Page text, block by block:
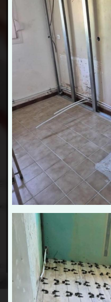
JD
partenaire en
plomberie
Faire appel à votre
c’est bénéficier d’un
orchestré par un
matériaux utilisés dans
réparation de chauffage
conforme aux
prestations sont
afin d’attester de notre
Notre équipe intervient
plomberie et
Aulnoye-Aymeries,
Amand-les-Eaux et leurs
Besoin d’undevis gratuit
Sanitaire
dès maintenant !
DEVIS